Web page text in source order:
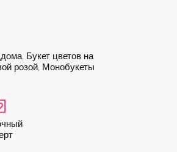
, Букет цветов на
розой, Монобукеты